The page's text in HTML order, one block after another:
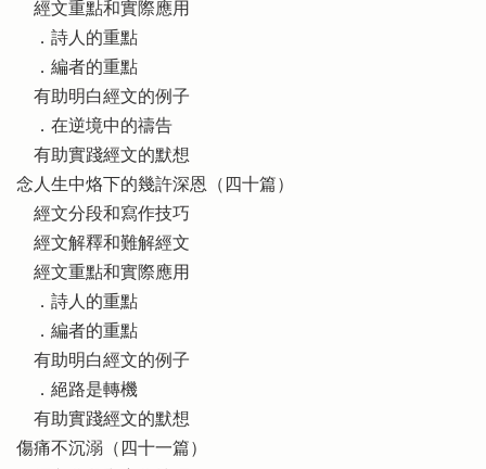
經文重點和實際應用
．詩人的重點
．編者的重點
有助明白經文的例子
．在逆境中的禱告
有助實踐經文的默想
念人生中烙下的幾許深恩（四十篇）
經文分段和寫作技巧
經文解釋和難解經文
經文重點和實際應用
．詩人的重點
．編者的重點
有助明白經文的例子
．絕路是轉機
有助實踐經文的默想
傷痛不沉溺（四十一篇）